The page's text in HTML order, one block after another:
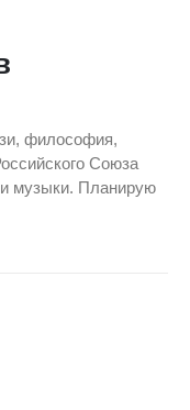
философия,
Союза
музыки. Планирую